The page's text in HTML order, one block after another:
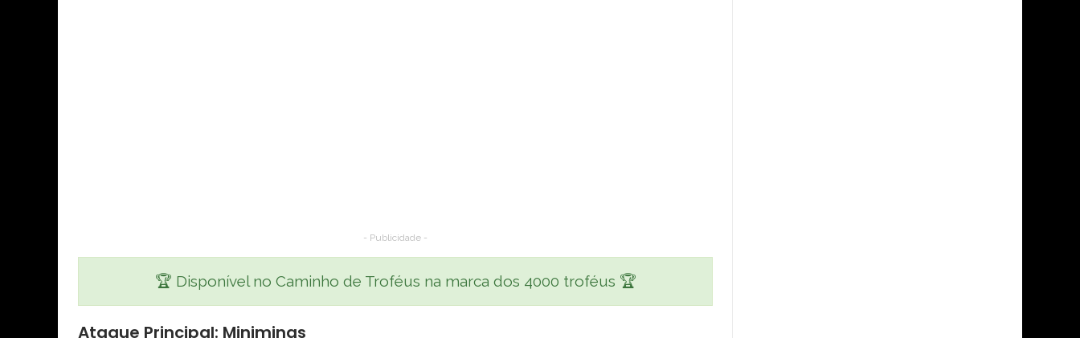
- Publicidade -
🏆 Disponível no Caminho de Troféus na marca dos 4000 troféus 🏆
Ataque Principal: Miniminas